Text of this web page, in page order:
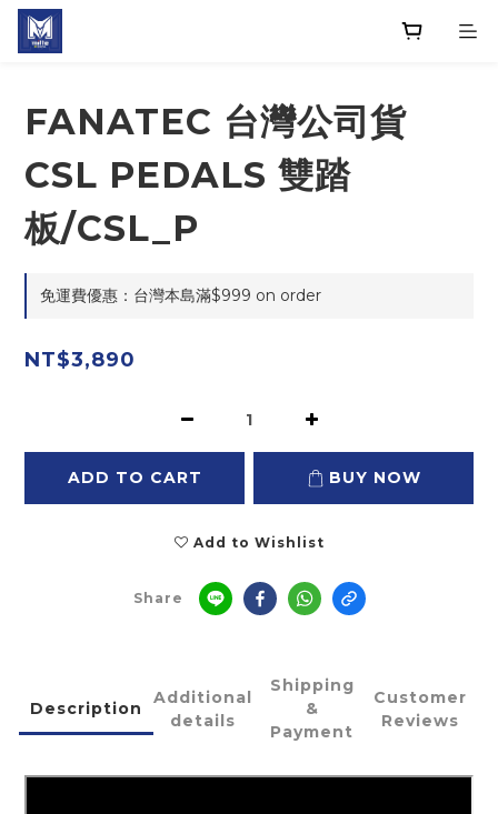
FANATEC 台灣公司貨
CSL PEDALS 雙踏
板/CSL_P
免運費優惠：台灣本島滿$999 on order
NT$3,890
ADD TO CART BUY NOW
Add to Wishlist
Share
Description
Additional
details
Shipping
&
Payment
Customer
Reviews